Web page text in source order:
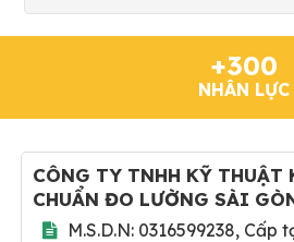
+300
NHÂN LỰC
CÔNG TY TNHH KỸ
CHUẨN ĐO LƯỜNG SÀI
M.S.D.N: 0316599238, Cấp